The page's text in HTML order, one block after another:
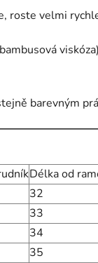
roste velmi
barevným
Délka od
32
33
34
35